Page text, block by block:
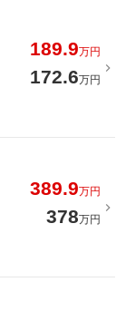
189.9万円
172.6万円
389.9万円
378万円